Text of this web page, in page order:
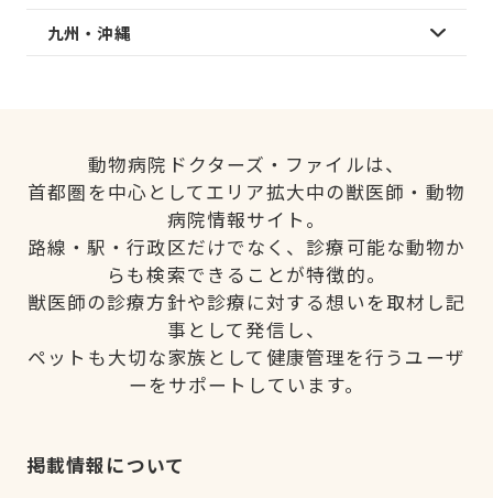
九州・沖縄
動物病院ドクターズ・ファイルは、
首都圏を中心としてエリア拡大中の獣医師・動物
病院情報サイト。
路線・駅・行政区だけでなく、診療可能な動物か
らも検索できることが特徴的。
獣医師の診療方針や診療に対する想いを取材し記
事として発信し、
ペットも大切な家族として健康管理を行うユーザ
ーをサポートしています。
掲載情報について